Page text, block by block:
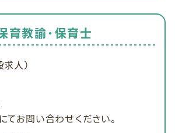
育教諭・保育士
人）
てお問い合わせください。